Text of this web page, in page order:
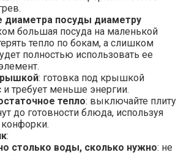
диаметра посуды диаметру
большая посуда на маленькой
тепло по бокам, а слишком
полностью использовать ее
: готовка под крышкой
и требует меньше энергии.
тепло: выключайте плиту
до готовности блюда, используя
конфорки.
:
столько воды, сколько нужно: не